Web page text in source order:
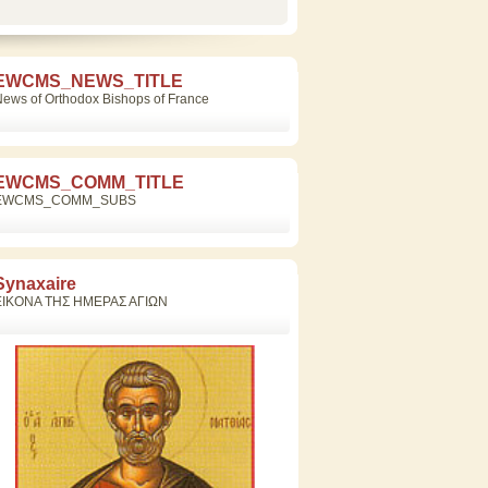
of Orthodox Bishops of France
ΤΗΣ ΗΜΕΡΑΣ ΑΓΙΩΝ